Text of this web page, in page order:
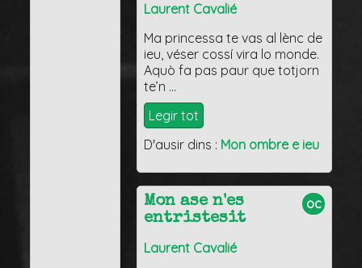
Laurent Cavalié
Ma princessa te vas al lènc de
ieu, véser cossí vira lo monde.
Aquò fa pas paur que totjorn
te’n …
Legir tot
D'ausir dins : Mon ombre e ieu
oc
Mon ase n'es
entristesit
Laurent Cavalié